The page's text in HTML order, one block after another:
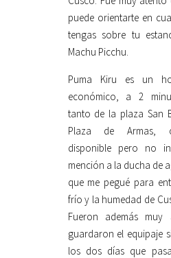
puede orientarte en
tengas sobre tu
Machu Picchu.
Puma Kiru es un
económico, a 2
tanto de la plaza San
Plaza de Armas,
disponible pero no
mención a la ducha de
que me pegué para
frío y la humedad de
Fueron además
guardaron el equipaje
los dos días que